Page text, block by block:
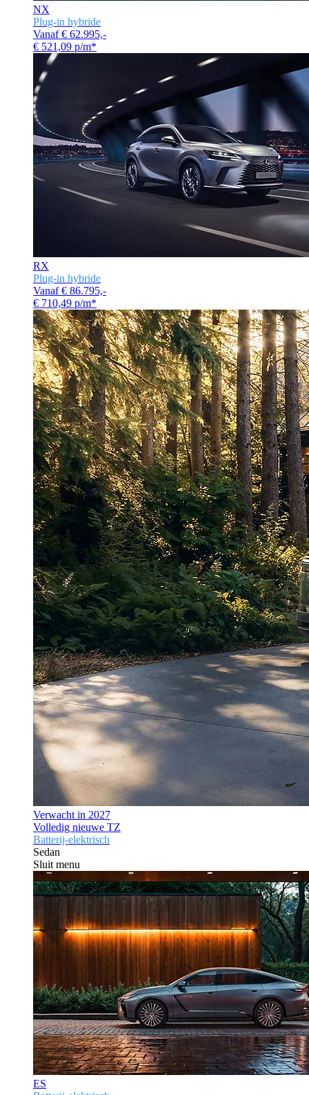
NX
Plug-in hybride
Vanaf € 62.995,-
€ 521,09 p/m*
RX
Plug-in hybride
Vanaf € 86.795,-
€ 710,49 p/m*
Verwacht in 2027
Volledig nieuwe TZ
Batterij-elektrisch
Sedan
Sluit menu
ES